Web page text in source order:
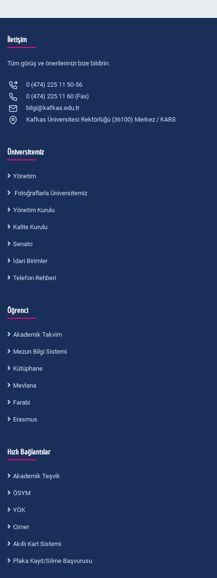
İletişim
Tüm görüş ve önerilerinizi bize bildirin.
0 (474) 225 11 50-56
0 (474) 225 11 60 (Fax)
bilgi@kafkas.edu.tr
Kafkas Üniversitesi Rektörlüğü (36100) Merkez / KARS
Üniversitemiz
Yönetim
Fotoğraflarla Üniversitemiz
Yönetim Kurulu
Kalite Kurulu
Senato
İdari Birimler
Telefon Rehberi
Öğrenci
Akademik Takvim
Mezun Bilgi Sistemi
Kütüphane
Mevlana
Farabi
Erasmus
Hızlı Bağlantılar
Akademik Teşvik
ÖSYM
YÖK
Cimer
Akıllı Kart Sistemi
Plaka Kayıt/Silme Başvurusu